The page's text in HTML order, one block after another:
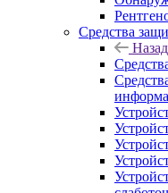
Средства
Назад